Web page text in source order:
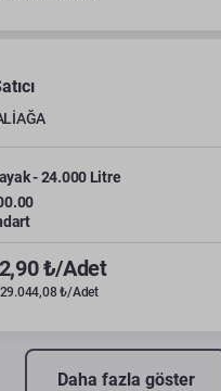
- 24.000 Litre
₺/Adet
₺/Adet
Daha fazla göster